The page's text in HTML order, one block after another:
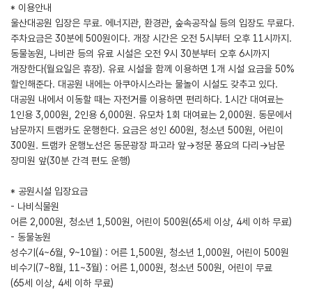
* 이용안내
울산대공원 입장은 무료. 에너지관, 환경관, 숲속공작실 등의 입장도 무료다.
주차요금은 30분에 500원이다. 개장 시간은 오전 5시부터 오후 11시까지.
동물농원, 나비관 등의 유료 시설은 오전 9시 30분부터 오후 6시까지
개장한다(월요일은 휴장). 유료 시설을 함께 이용하면 1개 시설 요금을 50%
할인해준다. 대공원 내에는 아쿠아시스라는 물놀이 시설도 갖추고 있다.
대공원 내에서 이동할 때는 자전거를 이용하면 편리하다. 1시간 대여료는
1인용 3,000원, 2인용 6,000원. 유모차 1회 대여료는 2,000원. 동문에서
남문까지 트램카도 운행한다. 요금은 성인 600원, 청소년 500원, 어린이
300원. 트램카 운행노선은 동문광장 파고라 앞→정문 풍요의 다리→남문
장미원 앞(30분 간격 편도 운행)
* 공원시설 입장요금
- 나비식물원
어른 2,000원, 청소년 1,500원, 어린이 500원(65세 이상, 4세 이하 무료)
- 동물농원
성수기(4~6월, 9~10월) : 어른 1,500원, 청소년 1,000원, 어린이 500원
비수기(7~8월, 11~3월) : 어른 1,000원, 청소년 500원, 어린이 무료
(65세 이상, 4세 이하 무료)